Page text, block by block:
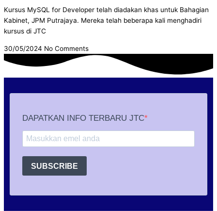
Kursus MySQL for Developer telah diadakan khas untuk Bahagian
Kabinet, JPM Putrajaya. Mereka telah beberapa kali menghadiri
kursus di JTC
30/05/2024 No Comments
DAPATKAN INFO TERBARU JTC
SUBSCRIBE